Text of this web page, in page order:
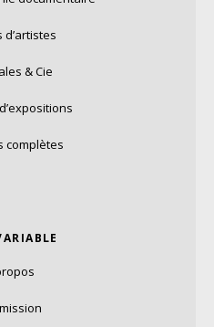
d’artistes
& Cie
complètes